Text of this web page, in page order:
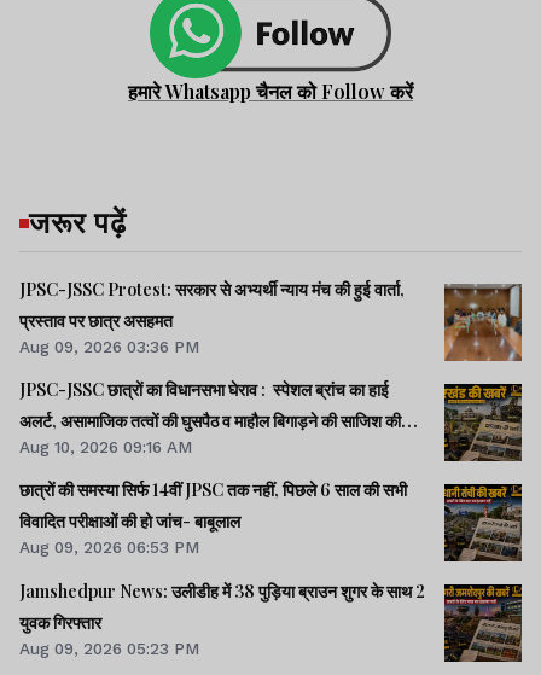
हमारे Whatsapp चैनल को Follow करें
जरूर पढ़ें
JPSC-JSSC Protest: सरकार से अभ्यर्थी न्याय मंच की हुई वार्ता,
प्रस्ताव पर छात्र असहमत
Aug 09, 2026 03:36 PM
JPSC-JSSC छात्रों का विधानसभा घेराव : स्पेशल ब्रांच का हाई
अलर्ट, असामाजिक तत्वों की घुसपैठ व माहौल बिगाड़ने की साजिश की
आशंका
Aug 10, 2026 09:16 AM
छात्रों की समस्या सिर्फ 14वीं JPSC तक नहीं, पिछले 6 साल की सभी
विवादित परीक्षाओं की हो जांच- बाबूलाल
Aug 09, 2026 06:53 PM
Jamshedpur News: उलीडीह में 38 पुड़िया ब्राउन शुगर के साथ 2
युवक गिरफ्तार
Aug 09, 2026 05:23 PM